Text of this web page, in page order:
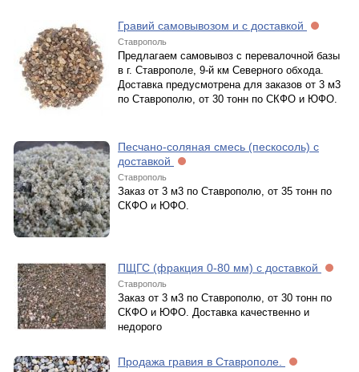
Гравий самовывозом и с доставкой
Ставрополь
Предлагаем самовывоз с перевалочной базы
в г. Ставрополе, 9-й км Северного обхода.
Доставка предусмотрена для заказов от 3 м3
по Ставрополю, от 30 тонн по СКФО и ЮФО.
Песчано-соляная смесь (пескосоль) с
доставкой
Ставрополь
Заказ от 3 м3 по Ставрополю, от 35 тонн по
СКФО и ЮФО.
ПЩГС (фракция 0-80 мм) с доставкой
Ставрополь
Заказ от 3 м3 по Ставрополю, от 30 тонн по
СКФО и ЮФО. Доставка качественно и
недорого
Продажа гравия в Ставрополе.